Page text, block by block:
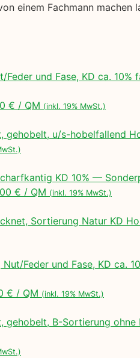
einem Fachmann machen
Feder und Fase, KD ca.
€ / QM (inkl. 19% MwSt.)
gehobelt, u/s-hobelfallend
KD 10% —
€ / QM (inkl. 19% MwSt.)
Sortierung Natur KD
Nut/Feder und Fase, KD
€ / QM (inkl. 19% MwSt.)
gehobelt, B-Sortierung